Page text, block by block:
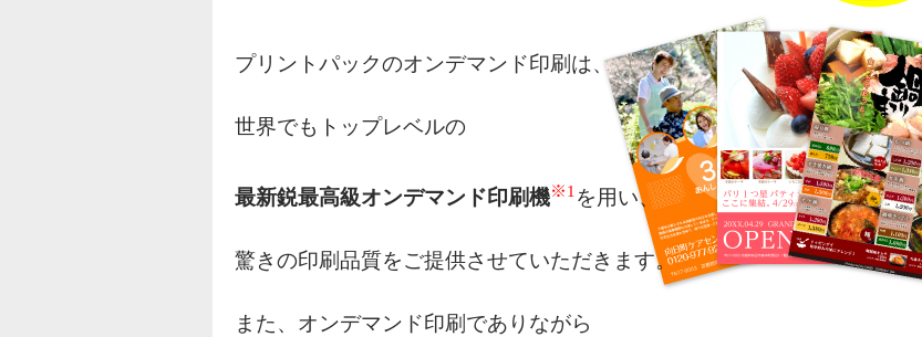
プリントパックのオンデマンド印刷は、
世界でもトップレベルの
最新鋭最高級オンデマンド印刷機※1 を用い、
驚きの印刷品質をご提供させていただきます。
また、オンデマンド印刷でありながら